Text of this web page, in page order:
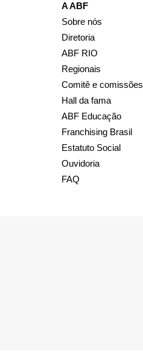
A ABF
Sobre nós
Diretoria
ABF RIO
Regionais
Comitê e comissões
Hall da fama
ABF Educação
Franchising Brasil
Estatuto Social
Ouvidoria
FAQ